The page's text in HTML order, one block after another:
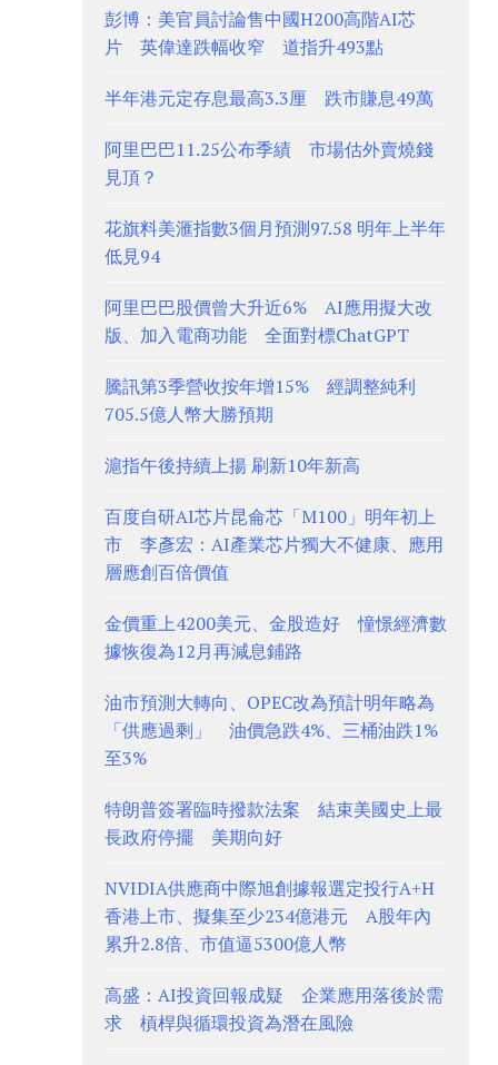
彭博：美官員討論售中國H200高階AI芯
片 英偉達跌幅收窄 道指升493點
半年港元定存息最高3.3厘 跌市賺息49萬
阿里巴巴11.25公布季績 市場估外賣燒錢
見頂？
花旗料美滙指數3個月預測97.58 明年上半年
低見94
阿里巴巴股價曾大升近6% AI應用擬大改
版、加入電商功能 全面對標ChatGPT
騰訊第3季營收按年增15% 經調整純利
705.5億人幣大勝預期
滬指午後持續上揚 刷新10年新高
百度自研AI芯片昆侖芯「M100」明年初上
市 李彥宏：AI產業芯片獨大不健康、應用
層應創百倍價值
金價重上4200美元、金股造好 憧憬經濟數
據恢復為12月再減息鋪路
油市預測大轉向、OPEC改為預計明年略為
「供應過剩」 油價急跌4%、三桶油跌1%
至3%
特朗普簽署臨時撥款法案 結束美國史上最
長政府停擺 美期向好
NVIDIA供應商中際旭創據報選定投行A+H
香港上市、擬集至少234億港元 A股年內
累升2.8倍、市值逼5300億人幣
高盛：AI投資回報成疑 企業應用落後於需
求 槓桿與循環投資為潛在風險